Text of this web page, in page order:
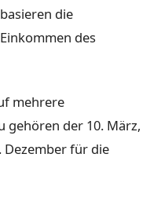
die
des
mehrere
gehören der 10. März,
Dezember für die